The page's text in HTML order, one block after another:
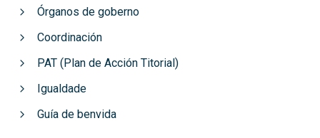
Órganos de goberno
Coordinación
PAT (Plan de Acción Titorial)
Igualdade
Guía de benvida